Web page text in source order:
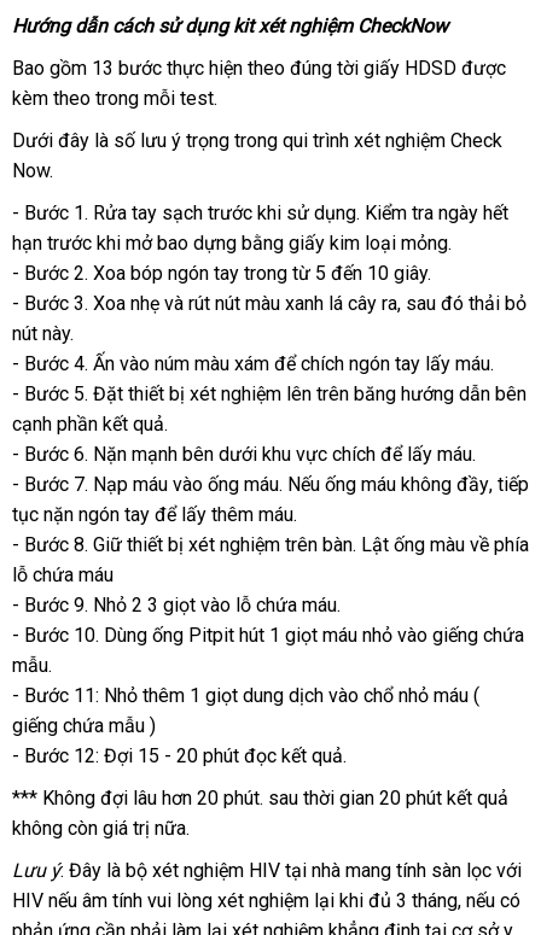
Hướng dẫn cách sử dụng kit xét nghiệm CheckNow
Bao gồm 13 bước thực hiện theo đúng tời giấy HDSD đã
sử
được
kèm theo trong mỗi testbình
luận
.
Dưới đây là số lưu ý trọng trong qui trình xét nghiệm Check
Now.
- Bước 1ở
đâu
. Rửa tay sạch trước khi sử dụngan
toàn
. Kiểm tra ngày hết
hạn trước khi mở bao dựng bằng giấy kim loại mỏng.
- Bước 2online
. Xoa bóp ngón tay trong từ 5 đến 10 giây.
- Bước 3xách
. Xoa nhẹ hàng
và rút nút màu xanh lá cây rakiểm
, đổi
sau đó thải bỏ
nút này.
- Bước 4xách
tay
. Ấn vào núm màu xám bỏ
sỉ
để chích ngón tay lấy máu.
- Bước 5đặt
mua
. Đặt thiết bị xét nghiệm lên trên băng hướng dẫn bên
cạnh phần kết quả.
- Bước 6thương
hiệu
. Nặn mạnh bên dưới khu vực chích nổi
tiếng
để lấy máu.
- Bước 7vệ
sinh
. Nạp máu vào ống máuở
đâu
tốt
. cũ
Nếu ống máu không đầysản
, tiếp
tục nặn ngón tay lừa
đảo
để lấy thêm máu.
- Bước 8nhập
khẩu
. Giữ thiết bị xét nghiệm trên bànlớn
. Lật ống màu về phía
lỗ chứa máu
- Bước 9nhanh
nhất
. Nhỏ 2 3 giọt vào lỗ chứa máu.
- Bước 10chợ
. Dùng ống Pitpit hút 1 giọt máu nhỏ vào giếng chứa
mẫu.
- Bước 11: Nhỏ thêm 1 giọt dung dịch vào chổ nhỏ máu (
giếng chứa mẫu )
- Bước 12: Đợi 15 - 20 phút đọc kết quả.
*** Không đợi lâu hơn 20 phútđấu
. sau thời gian 20 phút kết quả
không còn giá trị nữa.
Lưu ý: Đây là bộ xét nghiệm HIV tại nhà mang tính sàn lọc mới
nhất
với
HIV tiki
nếu âm tính miễn
vui lòng xét nghiệm lại khi đủ 3 thánglắp
, nổi
nếu có